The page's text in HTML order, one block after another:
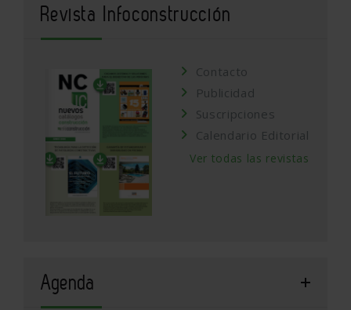
Revista Infoconstrucción
Contacto
Publicidad
Suscripciones
Calendario Editorial
Ver todas las revistas
Agenda